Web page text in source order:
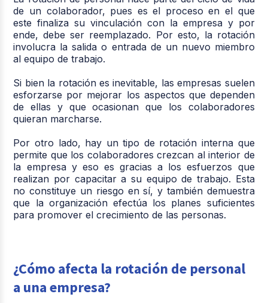
de un colaborador, pues es el proceso en el que
este finaliza su vinculación con la empresa y por
ende, debe ser reemplazado. Por esto, la rotación
involucra la salida o entrada de un nuevo miembro
al equipo de trabajo.
Si bien la rotación es inevitable, las empresas suelen
esforzarse por mejorar los aspectos que dependen
de ellas y que ocasionan que los colaboradores
quieran marcharse.
Por otro lado, hay un tipo de rotación interna que
permite que los colaboradores crezcan al interior de
la empresa y eso es gracias a los esfuerzos que
realizan por capacitar a su equipo de trabajo. Esta
no constituye un riesgo en sí, y también demuestra
que la organización efectúa los planes suficientes
para promover el crecimiento de las personas.
¿Cómo afecta la rotación de personal
a una empresa?